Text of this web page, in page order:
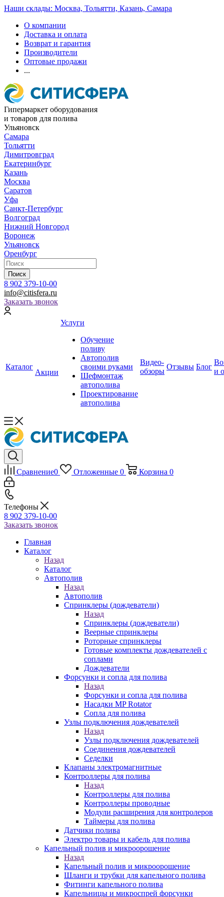
Наши склады: Москва, Тольятти, Казань, Самара
О компании
Доставка и оплата
Возврат и гарантия
Производители
Оптовые продажи
...
Гипермаркет оборудования
и товаров для полива
Ульяновск
Самара
Тольятти
Димитровград
Екатеринбург
Казань
Москва
Саратов
Уфа
Санкт-Петербург
Волгоград
Нижний Новгород
Воронеж
Ульяновск
Оренбург
Поиск
8 902 379-10-00
info@citisfera.ru
Заказать звонок
Каталог
Акции
Услуги
Обучение
поливу
Автополив
своими руками
Шефмонтаж
автополива
Проектирование
автополива
Видео-
обзоры
Отзывы Блог
и
Сравнение0 Отложенные 0 Корзина 0
Телефоны
8 902 379-10-00
Заказать звонок
Главная
Каталог
Назад
Каталог
Автополив
Назад
Автополив
Спринклеры (дождеватели)
Назад
Спринклеры (дождеватели)
Веерные спринклеры
Роторные спринклеры
Готовые комплекты дождевателей с
соплами
Дождеватели
Форсунки и сопла для полива
Назад
Форсунки и сопла для полива
Насадки MP Rotator
Сопла для полива
Узлы подключения дождевателей
Назад
Узлы подключения дождевателей
Соединения дождевателей
Седелки
Клапаны электромагнитные
Контроллеры для полива
Назад
Контроллеры для полива
Контроллеры проводные
Модули расширения для контролеров
Таймеры для полива
Датчики полива
Электро товары и кабель для полива
Капельный полив и микроорошение
Назад
Капельный полив и микроорошение
Шланги и трубки для капельного полива
Фитинги капельного полива
Капельницы и микроспрей форсунки